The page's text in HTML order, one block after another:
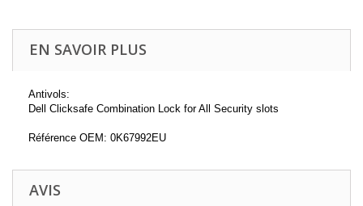
EN SAVOIR PLUS
Antivols:
Dell Clicksafe Combination Lock for All Security slots
Référence OEM: 0K67992EU
AVIS